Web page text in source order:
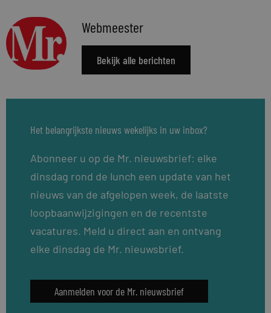
Webmeester
Bekijk alle berichten
Het belangrijkste nieuws wekelijks in uw inbox?
Abonneer u op de Mr. nieuwsbrief: elke
dinsdag rond de lunch een update van het
nieuws van de afgelopen week, de laatste
loopbaanwijzigingen en de recentste
vacatures. Meld u direct aan en ontvang
elke dinsdag de Mr. nieuwsbrief.
Aanmelden voor de Mr. nieuwsbrief